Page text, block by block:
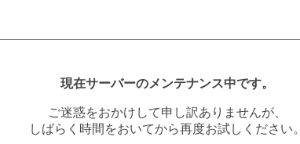
現在サーバーのメンテナンス中です。
ご迷惑をおかけして申し訳ありませんが、
しばらく時間をおいてから再度お試しください。